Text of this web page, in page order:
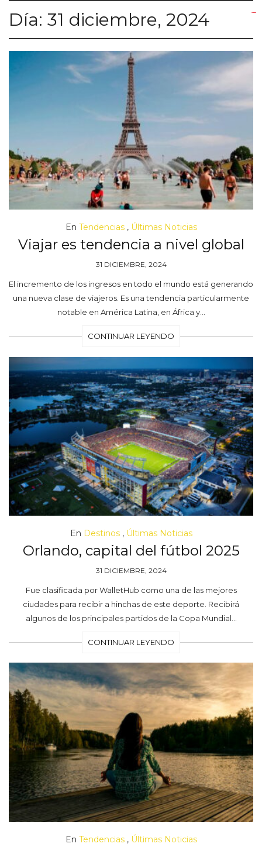
Día: 31 diciembre, 2024
En Tendencias, Últimas Noticias
Viajar es tendencia a nivel global
31 DICIEMBRE, 2024
El incremento de los ingresos en todo el mundo está generando
una nueva clase de viajeros. Es una tendencia particularmente
notable en América Latina, en África y…
CONTINUAR LEYENDO
En Destinos, Últimas Noticias
Orlando, capital del fútbol 2025
31 DICIEMBRE, 2024
Fue clasificada por WalletHub como una de las mejores
ciudades para recibir a hinchas de este deporte. Recibirá
algunos de los principales partidos de la Copa Mundial…
CONTINUAR LEYENDO
En Tendencias, Últimas Noticias